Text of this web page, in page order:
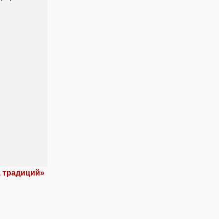
традиций»